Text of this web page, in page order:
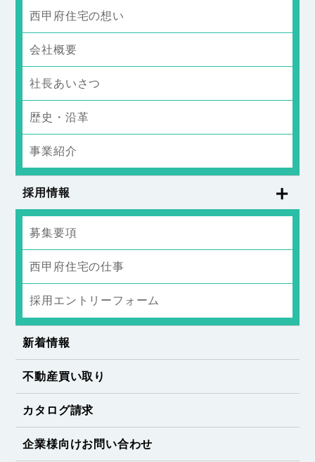
西甲府住宅の想い
会社概要
社長あいさつ
歴史・沿革
事業紹介
採用情報
募集要項
西甲府住宅の仕事
採用エントリーフォーム
新着情報
不動産買い取り
カタログ請求
企業様向けお問い合わせ